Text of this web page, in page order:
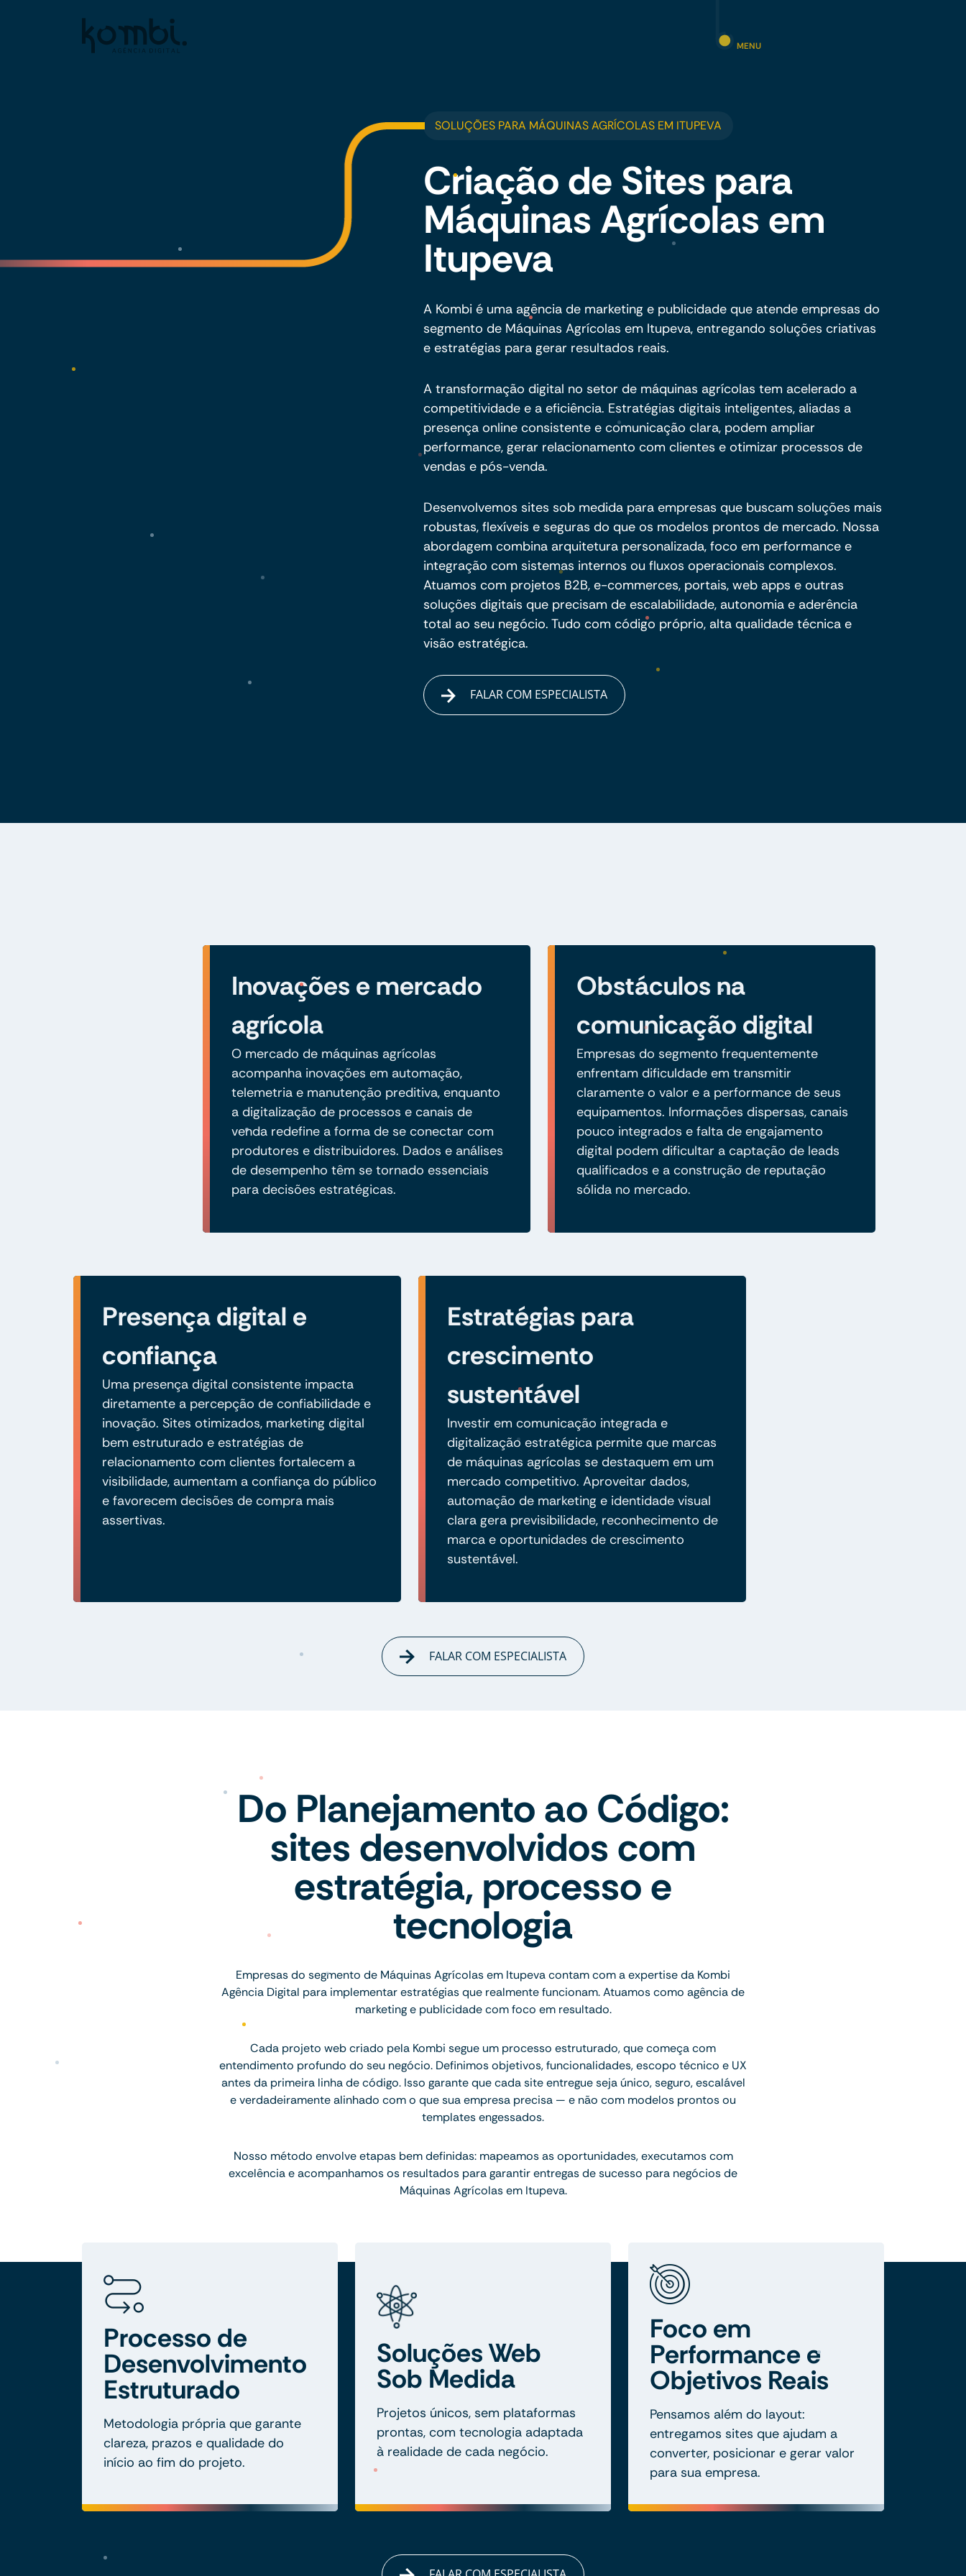
MENU
SOLUÇÕES PARA MÁQUINAS AGRÍCOLAS EM ITUPEVA
Criação de Sites para
Máquinas Agrícolas em
Itupeva
A Kombi é uma agência de marketing e publicidade que atende empresas do
segmento de Máquinas Agrícolas em Itupeva, entregando soluções criativas
e estratégias para gerar resultados reais.
A transformação digital no setor de máquinas agrícolas tem acelerado a
competitividade e a eficiência. Estratégias digitais inteligentes, aliadas a
presença online consistente e comunicação clara, podem ampliar
performance, gerar relacionamento com clientes e otimizar processos de
vendas e pós-venda.
Desenvolvemos sites sob medida para empresas que buscam soluções mais
robustas, flexíveis e seguras do que os modelos prontos de mercado. Nossa
abordagem combina arquitetura personalizada, foco em performance e
integração com sistemas internos ou fluxos operacionais complexos.
Atuamos com projetos B2B, e-commerces, portais, web apps e outras
soluções digitais que precisam de escalabilidade, autonomia e aderência
total ao seu negócio. Tudo com código próprio, alta qualidade técnica e
visão estratégica.
FALAR COM ESPECIALISTA
Inovações e mercado
agrícola
O mercado de máquinas agrícolas
acompanha inovações em automação,
telemetria e manutenção preditiva, enquanto
a digitalização de processos e canais de
venda redefine a forma de se conectar com
produtores e distribuidores. Dados e análises
de desempenho têm se tornado essenciais
para decisões estratégicas.
Obstáculos na
comunicação digital
Empresas do segmento frequentemente
enfrentam dificuldade em transmitir
claramente o valor e a performance de seus
equipamentos. Informações dispersas, canais
pouco integrados e falta de engajamento
digital podem dificultar a captação de leads
qualificados e a construção de reputação
sólida no mercado.
Presença digital e
confiança
Uma presença digital consistente impacta
diretamente a percepção de confiabilidade e
inovação. Sites otimizados, marketing digital
bem estruturado e estratégias de
relacionamento com clientes fortalecem a
visibilidade, aumentam a confiança do público
e favorecem decisões de compra mais
assertivas.
Estratégias para
crescimento
sustentável
Investir em comunicação integrada e
digitalização estratégica permite que marcas
de máquinas agrícolas se destaquem em um
mercado competitivo. Aproveitar dados,
automação de marketing e identidade visual
clara gera previsibilidade, reconhecimento de
marca e oportunidades de crescimento
sustentável.
FALAR COM ESPECIALISTA
Do Planejamento ao Código:
sites desenvolvidos com
estratégia, processo e
tecnologia
Empresas do segmento de Máquinas Agrícolas em Itupeva contam com a expertise da Kombi
Agência Digital para implementar estratégias que realmente funcionam. Atuamos como agência de
marketing e publicidade com foco em resultado.
Cada projeto web criado pela Kombi segue um processo estruturado, que começa com
entendimento profundo do seu negócio. Definimos objetivos, funcionalidades, escopo técnico e UX
antes da primeira linha de código. Isso garante que cada site entregue seja único, seguro, escalável
e verdadeiramente alinhado com o que sua empresa precisa — e não com modelos prontos ou
templates engessados.
Nosso método envolve etapas bem definidas: mapeamos as oportunidades, executamos com
excelência e acompanhamos os resultados para garantir entregas de sucesso para negócios de
Máquinas Agrícolas em Itupeva.
Processo de
Desenvolvimento
Estruturado
Metodologia própria que garante
clareza, prazos e qualidade do
início ao fim do projeto.
Soluções Web
Sob Medida
Projetos únicos, sem plataformas
prontas, com tecnologia adaptada
à realidade de cada negócio.
Foco em
Performance e
Objetivos Reais
Pensamos além do layout:
entregamos sites que ajudam a
converter, posicionar e gerar valor
para sua empresa.